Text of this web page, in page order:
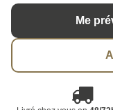
Me